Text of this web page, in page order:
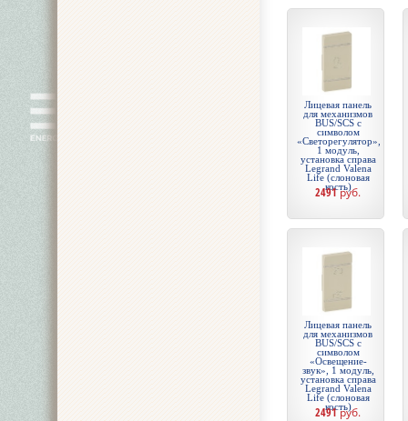
Лицевая панель
для механизмов
BUS/SCS с
символом
«Светорегулятор»,
1 модуль,
установка справа
Legrand Valena
Life (слоновая
кость)
2491руб.
Лицевая панель
для механизмов
BUS/SCS с
символом
«Освещение-
звук», 1 модуль,
установка справа
Legrand Valena
Life (слоновая
кость)
2491руб.